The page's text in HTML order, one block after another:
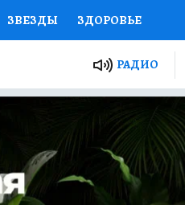
ЗВЕЗДЫ ЗДОРОВЬЕ
ПРОЕКТЫ РОССИИ
СЕКРЕТЫ
ДЕФИЦИТ ЖЕЛЕЗА ТУРИЗМ
ГИД ПОТРЕБИТЕЛЯ
РАДИО